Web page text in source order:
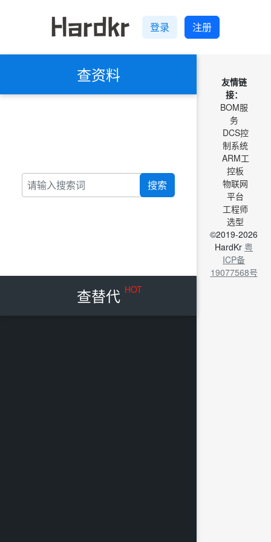
登录 注册
查资料
搜索
查替代 HOT
友情链
接：
BOM服
务
DCS控
制系统
ARM工
控板
物联网
平台
工程师
选型
©2019-2026
HardKr 粤
ICP备
19077568号